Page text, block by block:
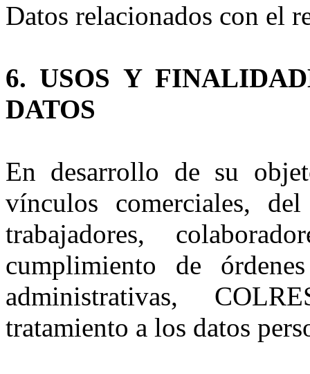
Datos relacionados con el
6. USOS Y
DATOS
En desarrollo de su
vínculos comerciales,
trabajadores,
cumplimiento de
administrativas,
tratamiento a los datos